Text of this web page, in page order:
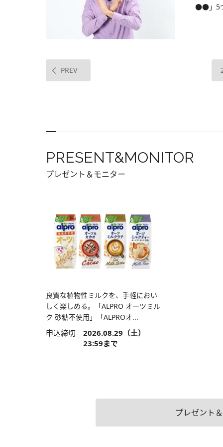
●●」5
PREV
PRESENT&MONITOR
プレゼント＆モニター
良質な植物性ミルクを、手軽におい
しく楽しめる。「ALPRO オーツミル
ク 砂糖不使用」「ALPROオ...
申込締切 2026.08.29（土）
23:59まで
プレゼント